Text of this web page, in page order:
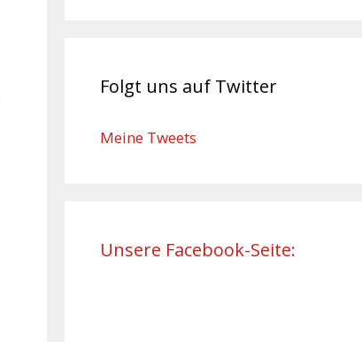
Folgt uns auf Twitter
Meine Tweets
Unsere Facebook-Seite: